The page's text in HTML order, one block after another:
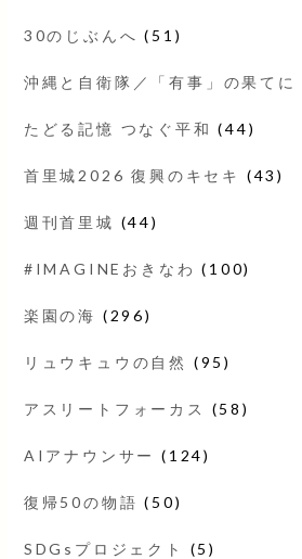
30のじぶんへ (51)
沖縄と自衛隊／「有事」の果てに
たどる記憶 つなぐ平和 (44)
首里城2026 復興のキセキ (43)
週刊首里城 (44)
#IMAGINEおきなわ (100)
楽園の海 (296)
リュウキュウの自然 (95)
アスリートフォーカス (58)
AIアナウンサー (124)
復帰50の物語 (50)
SDGsプロジェクト (5)